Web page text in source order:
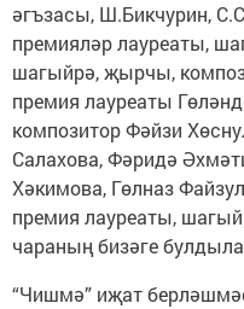
әгъзасы, Ш.Бикчурин,
премияләр лауреаты,
шагыйрә, җырчы,
премия лауреаты
композитор Фәйзи
Салахова, Фәридә
Хәкимова, Гөлназ
премия лауреаты,
чараның бизәге
“Чишмә” иҗат